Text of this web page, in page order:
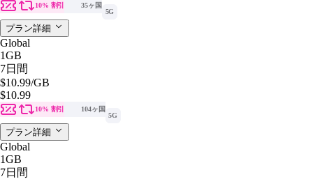
10% 割引
35ヶ国
5G
プラン詳細
Global
1GB
7日間
$10.99/GB
$10.99
10% 割引
104ヶ国
5G
プラン詳細
Global
1GB
7日間